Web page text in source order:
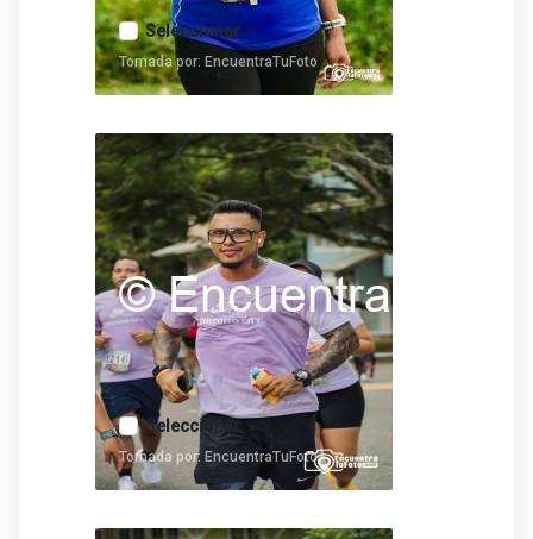
Seleccionar
Tomada por: EncuentraTuFoto
Seleccionar
Tomada por: EncuentraTuFoto